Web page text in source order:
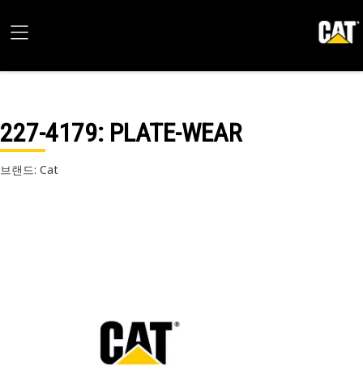
227-4179: PLATE-WEAR
브랜드: Cat